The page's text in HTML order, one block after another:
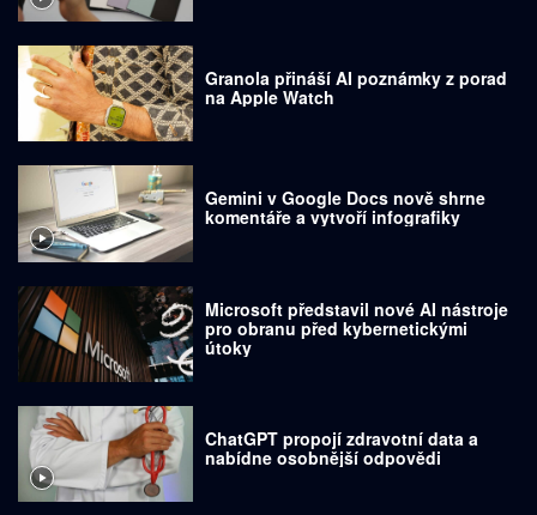
Granola přináší AI poznámky z porad
na Apple Watch
Gemini v Google Docs nově shrne
komentáře a vytvoří infografiky
Microsoft představil nové AI nástroje
pro obranu před kybernetickými
útoky
ChatGPT propojí zdravotní data a
nabídne osobnější odpovědi